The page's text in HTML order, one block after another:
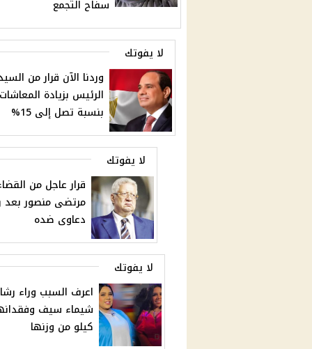
سفاح التجمع
لا يفوتك
وردنا الآن قرار من
الرئيس بزيادة المعاشات
بنسبة تصل إلى 15%
لا يفوتك
قرار عاجل من
دعاوى ضده
لا يفوتك
اعرف السبب وراء
كيلو من وزنها